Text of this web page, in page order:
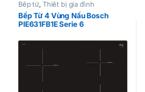
Bếp từ, Thiết bị gia đình
Bếp Từ 4 Vùng Nấu Bosch
PIE631FB1E Serie 6